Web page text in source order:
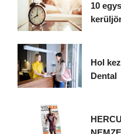
10
Hol
Dental